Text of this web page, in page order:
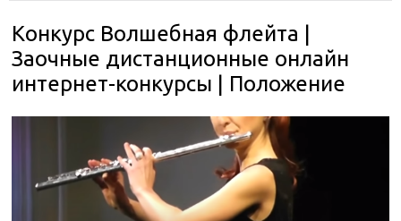
Конкурс Волшебная флейта |
Заочные дистанционные онлайн
интернет-конкурсы | Положение